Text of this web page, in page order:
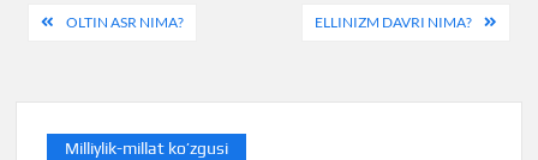
PostOLTIN ASR NIMA? ELLINIZM DAVRI NIMA?
Milliylik-millat ko’zgusi